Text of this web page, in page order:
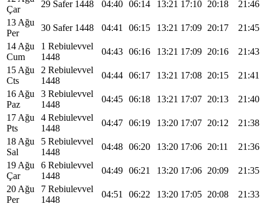
Çar
29 Safer 1448 04:40 06:14 13:21 17:10 20:18
21:46
13 Ağu
Per
30 Safer 1448 04:41 06:15 13:21 17:09 20:17
21:45
14 Ağu
Cum
1 Rebiulevvel
1448
04:43 06:16 13:21 17:09 20:16
21:43
15 Ağu
Cts
2 Rebiulevvel
1448
04:44 06:17 13:21 17:08 20:15
21:41
16 Ağu
Paz
3 Rebiulevvel
1448
04:45 06:18 13:21 17:07 20:13
21:40
17 Ağu
Pts
4 Rebiulevvel
1448
04:47 06:19 13:20 17:07 20:12
21:38
18 Ağu
Sal
5 Rebiulevvel
1448
04:48 06:20 13:20 17:06 20:11
21:36
19 Ağu
Çar
6 Rebiulevvel
1448
04:49 06:21 13:20 17:06 20:09
21:35
20 Ağu
Per
7 Rebiulevvel
1448
04:51 06:22 13:20 17:05 20:08
21:33